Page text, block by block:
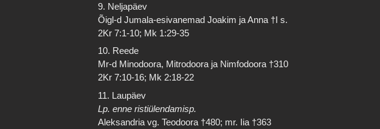
9. Neljapäev
Õigl-d Jumala-esivanemad Joakim ja Anna †I s.
2Kr 7:1-10; Mk 1:29-35
10. Reede
Mr-d Minodoora, Mitrodoora ja Nimfodoora †310
2Kr 7:10-16; Mk 2:18-22
11. Laupäev
Lp. enne ristiülendamisp.
Aleksandria vg. Teodoora †480; mr. Iia †363